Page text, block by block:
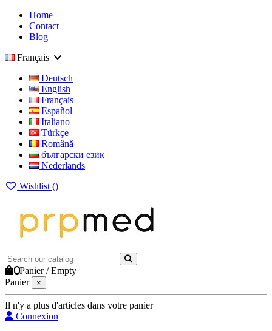
Home
Contact
Blog
Français
Deutsch
English
Français
Español
Italiano
Türkçe
Română
български език
Nederlands
Wishlist ()
0Panier /Empty
Panier
×
Il n'y a plus d'articles dans votre panier
Connexion